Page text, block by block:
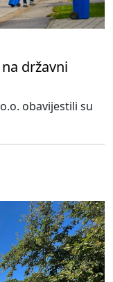
državni
obavijestili su